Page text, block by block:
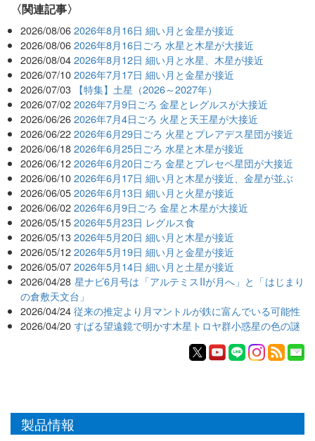
関連記事
2026/08/06 2026年8月16日 細い月と金星が接近
2026/08/06 2026年8月16日ごろ 水星と木星が大接近
2026/08/04 2026年8月12日 細い月と水星、木星が接近
2026/07/10 2026年7月17日 細い月と金星が接近
2026/07/03 【特集】土星（2026～2027年）
2026/07/02 2026年7月9日ごろ 金星とレグルスが大接近
2026/06/26 2026年7月4日ごろ 火星と天王星が大接近
2026/06/22 2026年6月29日ごろ 火星とプレアデス星団が接近
2026/06/18 2026年6月25日ごろ 水星と木星が接近
2026/06/12 2026年6月20日ごろ 金星とプレセペ星団が大接近
2026/06/10 2026年6月17日 細い月と木星が接近、金星が並ぶ
2026/06/05 2026年6月13日 細い月と火星が接近
2026/06/02 2026年6月9日ごろ 金星と木星が大接近
2026/05/15 2026年5月23日 レグルス食
2026/05/13 2026年5月20日 細い月と木星が接近
2026/05/12 2026年5月19日 細い月と金星が接近
2026/05/07 2026年5月14日 細い月と土星が接近
2026/04/28 星ナビ6月号は「アルテミスIIが月へ」と「はじまり
の倉敷天文台」
2026/04/24 従来の推定より月マントルが鉄に富んでいる可能性
2026/04/20 すばる望遠鏡で明かす木星トロヤ群小惑星の色の謎
製品情報